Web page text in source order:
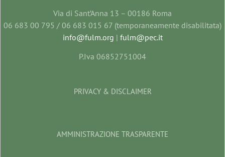
Via di Sant’Anna 13 – 00186 Roma
06 683 00 795 / 06 683 015 67 (temporaneamente disabilitata)
info@fulm.org | fulm@pec.it
P.Iva 06852751004
PRIVACY & DISCLAIMER
AMMINISTRAZIONE TRASPARENTE